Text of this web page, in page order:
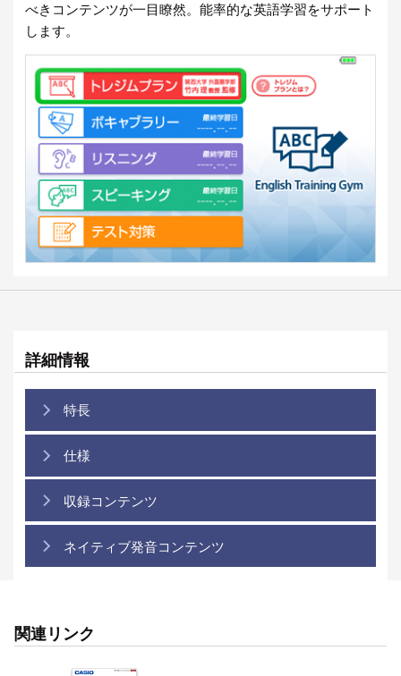
べきコンテンツが一目瞭然。能率的な英語学習をサポート
します。
詳細情報
特長
仕様
収録コンテンツ
ネイティブ発音コンテンツ
関連リンク